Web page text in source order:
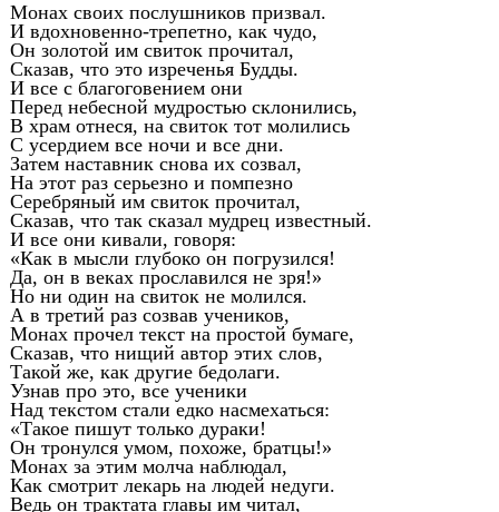
Монах своих послушников призвал.
И вдохновенно-трепетно, как чудо,
Он золотой им свиток прочитал,
Сказав, что это изреченья Будды.
И все с благоговением они
Перед небесной мудростью склонились,
В храм отнеся, на свиток тот молились
С усердием все ночи и все дни.
Затем наставник снова их созвал,
На этот раз серьезно и помпезно
Серебряный им свиток прочитал,
Сказав, что так сказал мудрец известный.
И все они кивали, говоря:
«Как в мысли глубоко он погрузился!
Да, он в веках прославился не зря!»
Но ни один на свиток не молился.
А в третий раз созвав учеников,
Монах прочел текст на простой бумаге,
Сказав, что нищий автор этих слов,
Такой же, как другие бедолаги.
Узнав про это, все ученики
Над текстом стали едко насмехаться:
«Такое пишут только дураки!
Он тронулся умом, похоже, братцы!»
Монах за этим молча наблюдал,
Как смотрит лекарь на людей недуги.
Ведь он трактата главы им читал,